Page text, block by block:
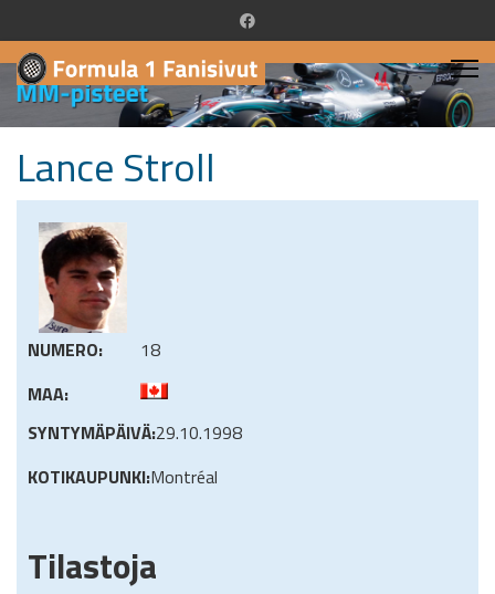
Lance Stroll
NUMERO:
18
MAA:
SYNTYMÄPÄIVÄ:29.10.1998
KOTIKAUPUNKI:Montréal
Tilastoja